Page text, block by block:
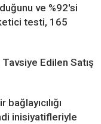
ve %92'si
testi, 165
Edilen Satış
inisiyatifleriyle